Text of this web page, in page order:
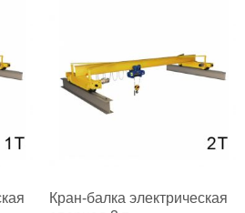
Кран-балка электрическая